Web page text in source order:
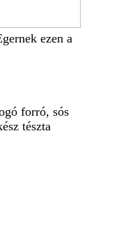
ezen a
forró, sós
tészta